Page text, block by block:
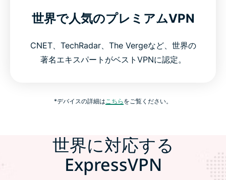
世界で人気のプレミアムVPN
CNET、TechRadar、The Vergeなど、世界の
著名エキスパートがベストVPNに認定。
*デバイスの詳細はこちら をご覧ください。
世界に対応する
ExpressVPN